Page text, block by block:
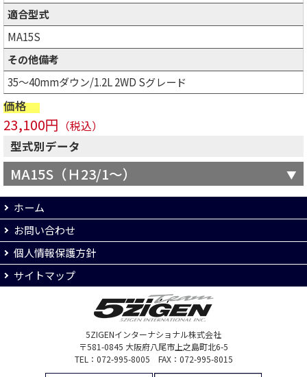
適合型式
MA15S
その他備考
35～40mmダウン/1.2L 2WD Sグレード
価格
23,100円 （税込）
型式別データ
MA15S（Ｈ23/1～）
ホーム
お問い合わせ
個人情報保護方針
サイトマップ
5ZIGENインターナショナル株式会社
〒581-0845 大阪府八尾市上之島町北6-5
TEL：072-995-8005 FAX：072-995-8015